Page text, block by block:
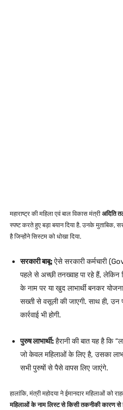
महाराष्ट्र की महिला एवं बाल विकास मंत्री अदिति
स्पष्ट करते हुए बड़ा बयान दिया है. उनके मुताबिक,
है जिन्होंने सिस्टम को धोखा दिया.
सरकारी बाबू:ऐसे सरकारी कर्मचारी
पहले से अच्छी तनख्वाह पा रहे हैं, लेकिन
के नाम पर या खुद लाभार्थी बनकर
सख्ती से वसूली की जाएगी. साथ ही, उन
कार्रवाई भी होगी.
पुरुष लाभार्थी:हैरानी की बात यह है कि
जो केवल महिलाओं के लिए है, उसका लाभ
सभी पुरुषों से पैसे वापस लिए जाएंगे.
हालांकि, मंत्री महोदया ने ईमानदार महिलाओं को
महिलाओं के नाम लिस्ट से किसी तकनीकी कारण से